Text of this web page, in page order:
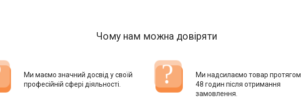
Чому нам можна довіряти
Ми маємо значний досвід у своїй
професійній сфері діяльності.
Ми надсилаємо товар протягом
48 годин після отримання
замовлення.